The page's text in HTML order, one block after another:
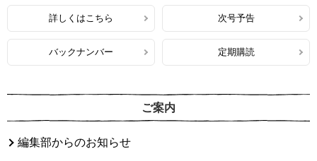
詳しくはこちら 次号予告
バックナンバー 定期購読
ご案内
編集部からのお知らせ